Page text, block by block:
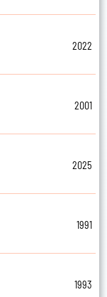
2022
2001
2025
1991
1993